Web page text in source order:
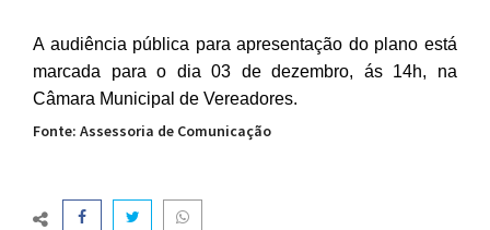
A audiência pública para apresentação do plano está
marcada para o dia 03 de dezembro, ás 14h, na
Câmara Municipal de Vereadores.
Fonte: Assessoria de Comunicação